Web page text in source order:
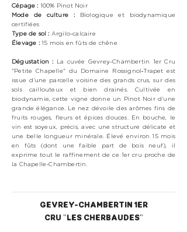
Cépage : 100% Pinot Noir
Mode de culture :
Biologiqueet biodynamique
certifiées
Type de sol : Argilo-calcaire
Élevage : 15 mois en fûts de chêne
Dégustation : La cuvée Gevrey-Chambertin 1er Cru
"Petite Chapelle" du Domaine Rossignol‑Trapet est
issue d’une parcelle voisine des grands crus, sur des
sols caillouteux et bien drainés. Cultivée en
biodynamie, cette vigne donne un Pinot Noir d’une
grande élégance. Le nez dévoile des arômes fins de
fruits rouges, fleurs et épices douces. En bouche, le
vin est soyeux, précis, avec une structure délicate et
une belle longueur minérale. Élevé environ 15 mois
en fûts (dont une faible part de bois neuf), il
exprime tout le raffinement de ce 1er cru proche de
la Chapelle-Chambertin.
GEVREY-CHAMBERTIN 1ER
CRU "LES CHERBAUDES"